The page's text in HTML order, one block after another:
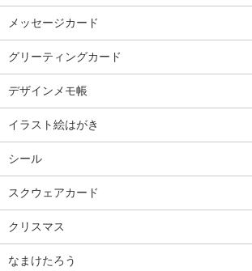
メッセージカード
グリーティングカード
デザインメモ帳
イラスト絵はがき
シール
スクウェアカード
クリスマス
なまけたろう